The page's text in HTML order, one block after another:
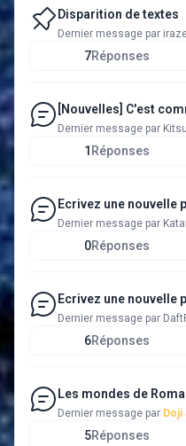
Disparition de textes
Dernier message par
7Réponses
[Nouvelles] C'est
Dernier message par
1 Réponses
Ecrivez une nouvelle
Dernier message par
0Réponses
Ecrivez une nouvelle
Dernier message par
6Réponses
Les mondes de
Dernier message par Doji
5Réponses